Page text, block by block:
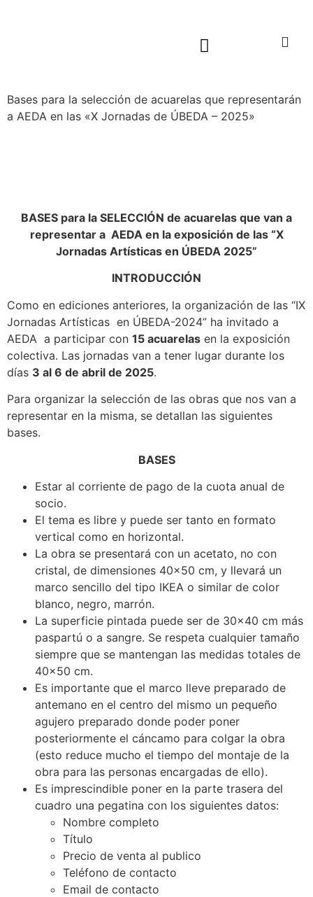
Bases para la selección de acuarelas que representarán
a AEDA en las «X Jornadas de ÚBEDA – 2025»
BASES para la SELECCIÓN de acuarelas que van a
representar a AEDA en la exposición de las “X
Jornadas Artísticas en ÚBEDA 2025”
INTRODUCCIÓN
Como en ediciones anteriores, la organización de las “IX
Jornadas Artísticas en ÚBEDA-2024” ha invitado a
AEDA a participar con 15 acuarelas en la exposición
colectiva. Las jornadas van a tener lugar durante los
días 3 al 6 de abril de 2025.
Para organizar la selección de las obras que nos van a
representar en la misma, se detallan las siguientes
bases.
BASES
Estar al corriente de pago de la cuota anual de
socio.
El tema es libre y puede ser tanto en formato
vertical como en horizontal.
La obra se presentará con un acetato, no con
cristal, de dimensiones 40×50 cm, y llevará un
marco sencillo del tipo IKEA o similar de color
blanco, negro, marrón.
La superficie pintada puede ser de 30×40 cm más
paspartú o a sangre. Se respeta cualquier tamaño
siempre que se mantengan las medidas totales de
40×50 cm.
Es importante que el marco lleve preparado de
antemano en el centro del mismo un pequeño
agujero preparado donde poder poner
posteriormente el cáncamo para colgar la obra
(esto reduce mucho el tiempo del montaje de la
obra para las personas encargadas de ello).
Es imprescindible poner en la parte trasera del
cuadro una pegatina con los siguientes datos:
Nombre completo
Título
Precio de venta al publico
Teléfono de contacto
Email de contacto